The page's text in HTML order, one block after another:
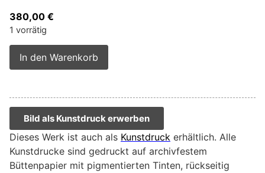
380,00 €
1 vorrätig
In den Warenkorb
Bild als Kunstdruck erwerben
Dieses Werk ist auch als Kunstdruck erhältlich. Alle
Kunstdrucke sind gedruckt auf archivfestem
Büttenpapier mit pigmentierten Tinten, rückseitig